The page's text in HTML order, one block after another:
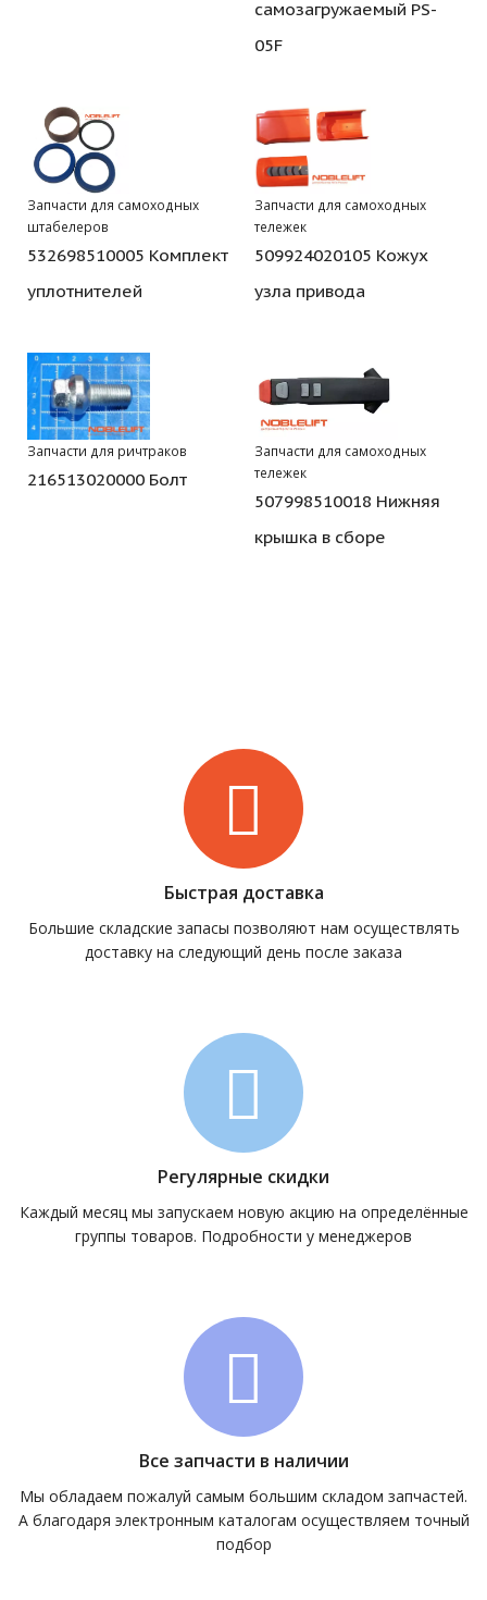
самозагружаемый PS-
05F
Запчасти для самоходных
штабелеров
532698510005 Комплект
уплотнителей
Запчасти для самоходных
тележек
509924020105 Кожух
узла привода
Запчасти для ричтраков
216513020000 Болт
Запчасти для самоходных
тележек
507998510018 Нижняя
крышка в сборе
Быстрая доставка
Большие складские запасы позволяют нам осуществлять
доставку на следующий день после заказа
Регулярные скидки
Каждый месяц мы запускаем новую акцию на определённые
группы товаров. Подробности у менеджеров
Все запчасти в наличии
Мы обладаем пожалуй самым большим складом запчастей.
А благодаря электронным каталогам осуществляем точный
подбор